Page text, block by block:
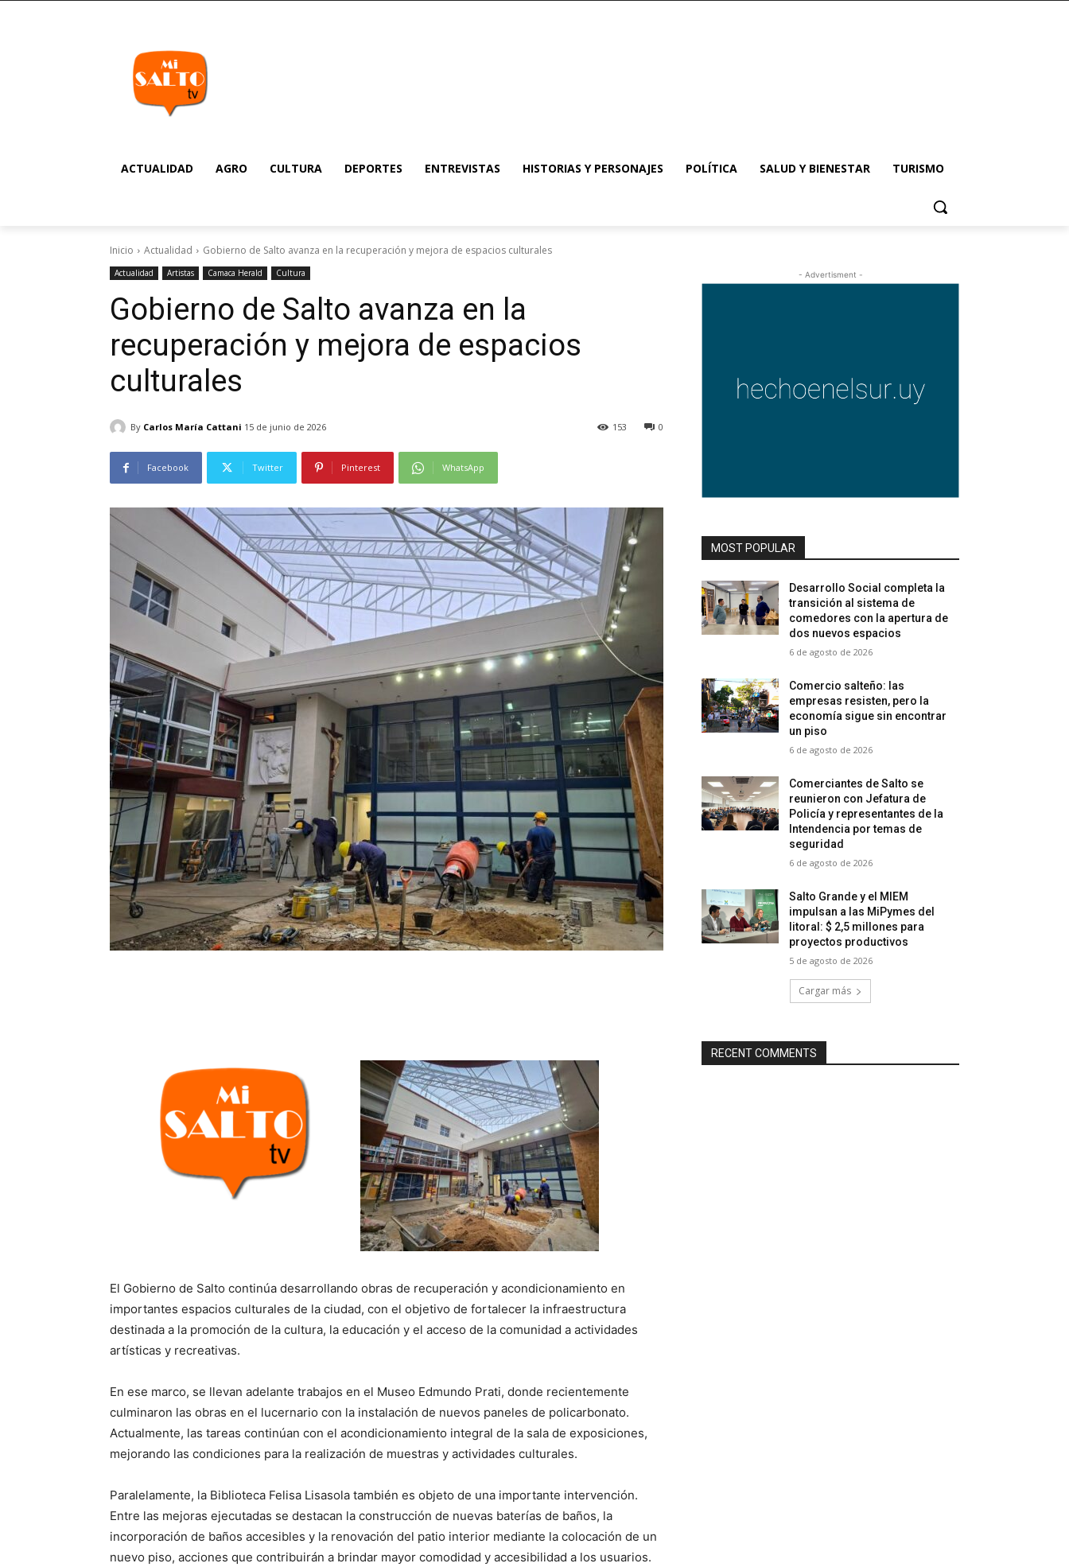
ACTUALIDAD AGRO CULTURA DEPORTES ENTREVISTAS HISTORIAS Y PERSONAJES POLÍTICA SALUD Y BIENESTAR TURISMO
Inicio Actualidad Gobierno de Salto avanza en la recuperación y mejora de espacios culturales
Actualidad Artistas Camaca Herald Cultura
Gobierno de Salto avanza en la
recuperación y mejora de espacios
culturales
By Carlos María Cattani 15 de junio de 2026 0
153
Facebook Twitter Pinterest WhatsApp
El Gobierno de Salto continúa desarrollando obras de recuperación y acondicionamiento en
importantes espacios culturales de la ciudad, con el objetivo de fortalecer la infraestructura
destinada a la promoción de la cultura, la educación y el acceso de la comunidad a actividades
artísticas y recreativas.
En ese marco, se llevan adelante trabajos en el Museo Edmundo Prati, donde recientemente
culminaron las obras en el lucernario con la instalación de nuevos paneles de policarbonato.
Actualmente, las tareas continúan con el acondicionamiento integral de la sala de exposiciones,
mejorando las condiciones para la realización de muestras y actividades culturales.
Paralelamente, la Biblioteca Felisa Lisasola también es objeto de una importante intervención.
Entre las mejoras ejecutadas se destacan la construcción de nuevas baterías de baños, la
incorporación de baños accesibles y la renovación del patio interior mediante la colocación de un
nuevo piso, acciones que contribuirán a brindar mayor comodidad y accesibilidad a los usuarios.
- Advertisment -
MOST POPULAR
Desarrollo Social completa la
transición al sistema de
comedores con la apertura de
dos nuevos espacios
6 de agosto de 2026
Comercio salteño: las
empresas resisten, pero la
economía sigue sin encontrar
un piso
6 de agosto de 2026
Comerciantes de Salto se
reunieron con Jefatura de
Policía y representantes de la
Intendencia por temas de
seguridad
6 de agosto de 2026
Salto Grande y el MIEM
impulsan a las MiPymes del
litoral: $ 2,5 millones para
proyectos productivos
5 de agosto de 2026
Cargar más
RECENT COMMENTS